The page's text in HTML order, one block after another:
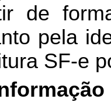
de
pela
SF-e